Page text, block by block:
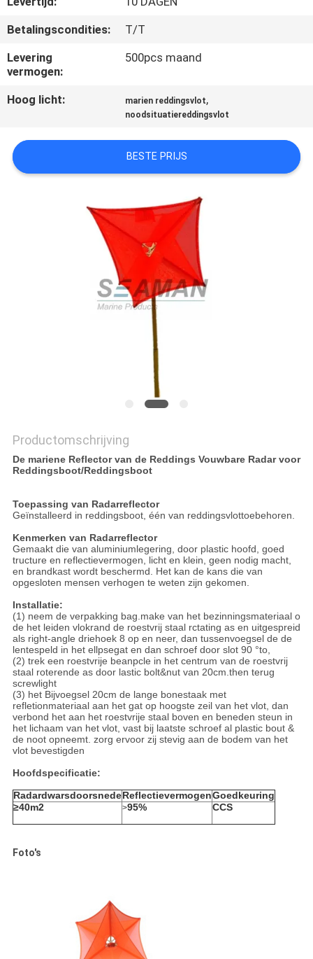
SITEMAP
PRIVACY
POLICY
Betalingscondities:
T/T
Levering
vermogen:
500pcs maand
Hoog licht: marien reddingsvlot,
noodsituatiereddingsvlot
BESTE PRIJS
Productomschrijving
De mariene Reflector van de Reddings Vouwbare Radar voor
Reddingsboot/Reddingsboot
Toepassing van Radarreflector
Geïnstalleerd in reddingsboot, één van reddingsvlottoebehoren.
Kenmerken van Radarreflector
Gemaakt die van aluminiumlegering, door plastic hoofd, goed
tructure en reflectievermogen, licht en klein, geen nodig macht,
en brandkast wordt beschermd. Het kan de kans die van
opgesloten mensen verhogen te weten zijn gekomen.
Installatie:
(1) neem de verpakking bag.make van het bezinningsmateriaal o
de het leiden vlokrand de roestvrij staal rctating as en uitgespreid
als right-angle driehoek 8 op en neer, dan tussenvoegsel de de
lentespeld in het ellpsegat en dan schroef door slot 90 °to,
(2) trek een roestvrije beanpcle in het centrum van de roestvrij
staal roterende as door lastic bolt&nut van 20cm.then terug
screwlight
(3) het Bijvoegsel 20cm de lange bonestaak met
refletionmateriaal aan het gat op hoogste zeil van het vlot, dan
verbond het aan het roestvrije staal boven en beneden steun in
het lichaam van het vlot, vast bij laatste schroef al plastic bout &
de noot opneemt. zorg ervoor zij stevig aan de bodem van het
vlot bevestigden
Hoofdspecificatie:
RadardwarsdoorsnedeReflectievermogenGoedkeuring
≥40m2
>95% CCS
Foto's